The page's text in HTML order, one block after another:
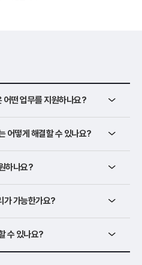
떤 업무를 지원하나요?
어떻게 해결할 수 있나요?
하나요?
가 가능한가요?
수 있나요?